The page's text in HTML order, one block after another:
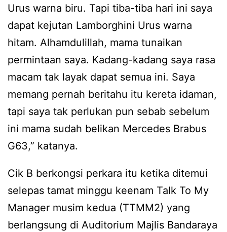
Urus warna biru. Tapi tiba-tiba hari ini saya
dapat kejutan Lamborghini Urus warna
hitam. Alhamdulillah, mama tunaikan
permintaan saya. Kadang-kadang saya rasa
macam tak layak dapat semua ini. Saya
memang pernah beritahu itu kereta idaman,
tapi saya tak perlukan pun sebab sebelum
ini mama sudah belikan Mercedes Brabus
G63,” katanya.
Cik B berkongsi perkara itu ketika ditemui
selepas tamat minggu keenam Talk To My
Manager musim kedua (TTMM2) yang
berlangsung di Auditorium Majlis Bandaraya